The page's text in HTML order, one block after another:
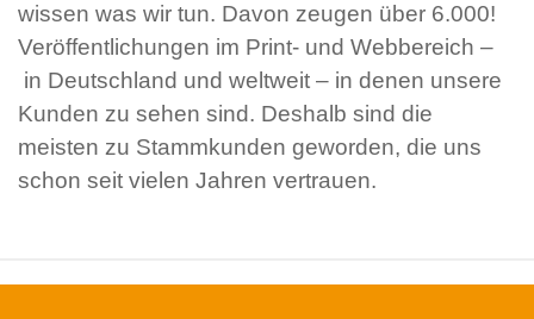
wissen was wir tun. Davon zeugen über 6.000!
Veröffentlichungen im Print- und Webbereich –
in Deutschland und weltweit – in denen unsere
Kunden zu sehen sind. Deshalb sind die
meisten zu Stammkunden geworden, die uns
schon seit vielen Jahren vertrauen.